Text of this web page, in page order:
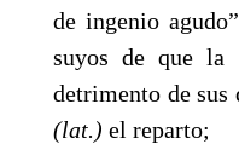
de ingenio
suyos de que la
detrimento de sus
(lat.) el reparto;